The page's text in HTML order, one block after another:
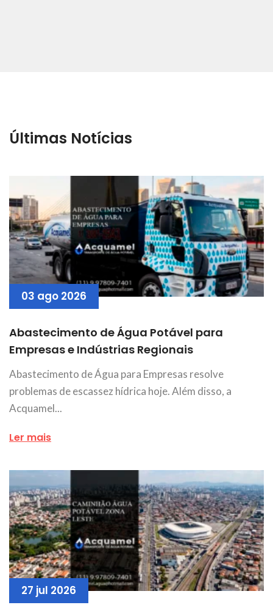
Últimas Notícias
03 ago 2026
Abastecimento de Água Potável para
Empresas e Indústrias Regionais
Abastecimento de Água para Empresas resolve
problemas de escassez hídrica hoje. Além disso, a
Acquamel...
Ler mais
27 jul 2026